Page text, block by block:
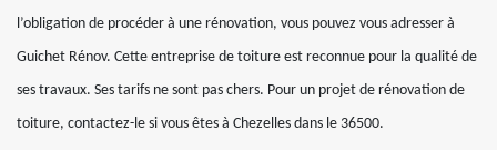
l’obligation de procéder à une rénovation, vous pouvez vous adresser à
Guichet Rénov. Cette entreprise de toiture est reconnue pour la qualité de
ses travaux. Ses tarifs ne sont pas chers. Pour un projet de rénovation de
toiture, contactez-le si vous êtes à Chezelles dans le 36500.